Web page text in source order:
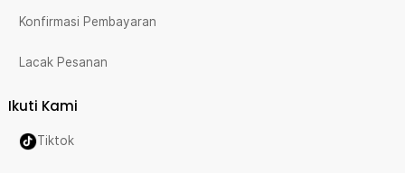
Konfirmasi Pembayaran
Lacak Pesanan
Ikuti Kami
Tiktok